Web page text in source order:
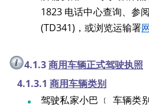
1823 电话中心查询、参
(TD341)，或浏览运输署
4.1.3商用车辆正式驾驶执照
4.1.3.1 商用车辆类别
驾驶私家小巴 ﹝ 车辆类